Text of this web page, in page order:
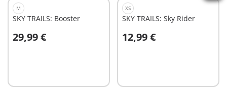
M
SKY TRAILS: Booster
29,99 €
In den Warenkorb
XS
SKY TRAILS: Sky Rider
12,99 €
In den Warenkorb